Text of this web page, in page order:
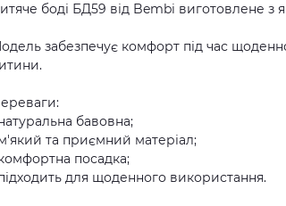
боді БД59 від Bembi виготовлене з
забезпечує комфорт під час
бавовна;
та приємний матеріал;
посадка;
для щоденного використання.